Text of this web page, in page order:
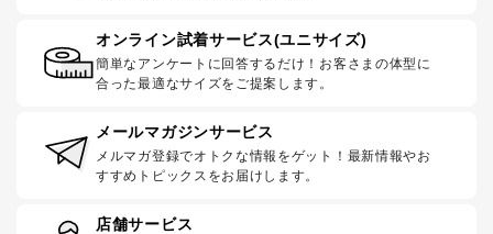
オンライン試着サービス(ユニサイズ)
簡単なアンケートに回答するだけ！お客さまの体型に
合った最適なサイズをご提案します。
メールマガジンサービス
メルマガ登録でオトクな情報をゲット！最新情報やお
すすめトピックスをお届けします。
店舗サービス